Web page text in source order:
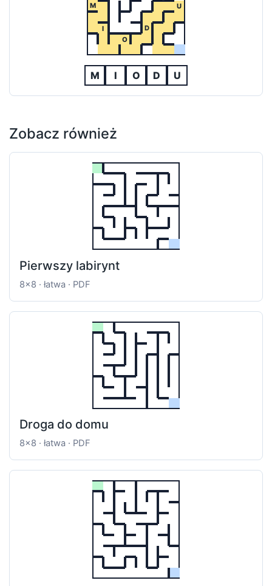
M U
I
D
O
M I O D U
Zobacz również
Pierwszy labirynt
8x8 · łatwa · PDF
Droga do domu
8x8 · łatwa · PDF